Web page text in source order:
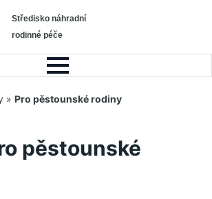
Středisko náhradní
rodinné péče
» Pro pěstounské rodiny
pěstounské